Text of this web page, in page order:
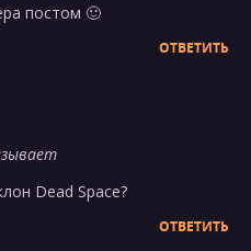
постом 🙂
ОТВЕТИТЬ
Dead Space?
ОТВЕТИТЬ